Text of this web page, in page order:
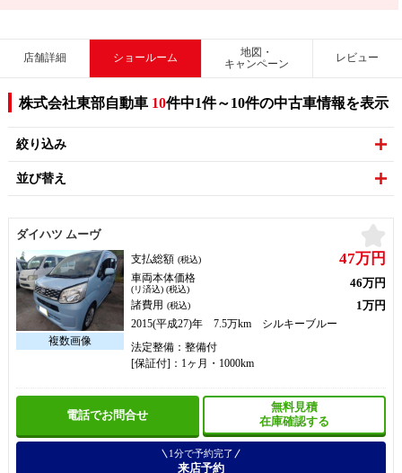
店舗詳細 ショールーム
地図・
キャンペーン
レビュー
株式会社東部自動車10件中1件～10件の中古車情報を表示
絞り込み
並び替え
ダイハツ ムーヴ
支払総額 (税込) 47万円
車両本体価格
(リ済込) (税込) 46万円
諸費用 (税込) 1万円
2015(平成27)年 7.5万km シルキーブルー
法定整備：整備付
[保証付]：1ヶ月・1000km
電話でお問合せ
無料見積
在庫確認する
1分で予約完了
来店予約